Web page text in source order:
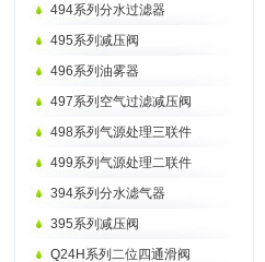
494系列分水过滤器
495系列减压阀
496系列油雾器
497系列空气过滤减压阀
498系列气源处理三联件
499系列气源处理二联件
394系列分水滤气器
395系列减压阀
Q24H系列二位四通滑阀